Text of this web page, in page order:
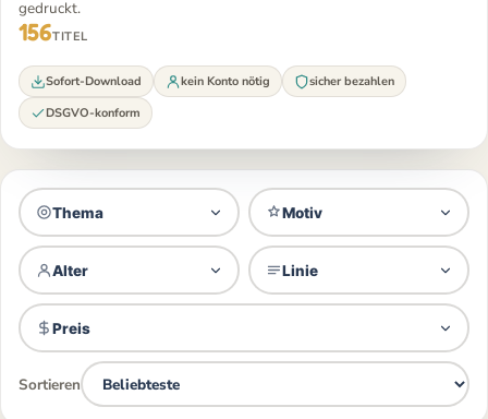
gedruckt.
156TITEL
Sofort-Download kein Konto nötig
sicher bezahlen
DSGVO-konform
Thema Motiv
Alter Linie
Preis
Sortieren